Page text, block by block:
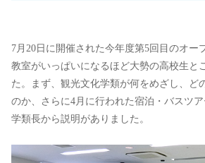
7月20日に開催された今年度第5回目のオー
教室がいっぱいになるほど大勢の高校生と
た。まず、観光文化学類が何をめざし、ど
のか、さらに4月に行われた宿泊・バスツ
学類長から説明がありました。